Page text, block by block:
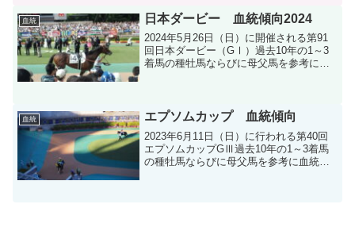
血統 日本ダービー 血統傾向2024
2024年5月26日（日）に開催される第91
回日本ダービー（GⅠ）過去10年の1～3
着馬の種牡馬ならびに母父馬を参考に血
血統 エプソムカップ 血統傾向
2023年6月11日（日）に行われる第40回
エプソムカップGⅢ過去10年の1～3着馬
の種牡馬ならびに母父馬を参考に血統分